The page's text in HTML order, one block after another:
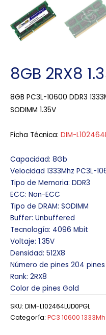
8GB 2RX8
8GB PC3L-10600 DDR3
SODIMM 1.35V
Ficha Técnica: DIM-
Capacidad: 8Gb
Velocidad 1333Mhz PC3L-
Tipo de Memoria: DDR3
ECC: Non-ECC
Tipo de DRAM: SODIMM
Buffer: Unbuffered
Tecnología: 4096 Mbit
Voltaje: 1.35V
Densidad: 512X8
Número de pines 204 pines
Rank: 2RX8
Color de pines Gold
SKU: DIM-L102464LUD0PGL
Categoría: PC3 10600